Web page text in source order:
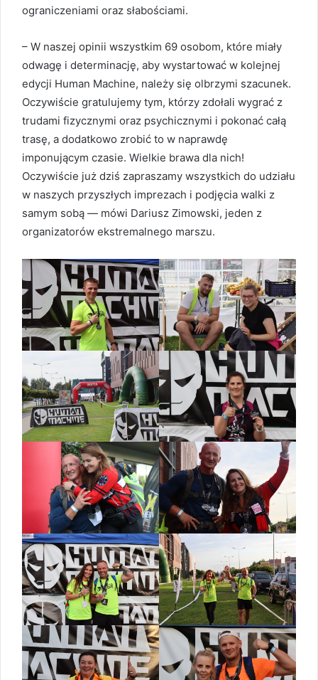
ograniczeniami oraz słabościami.
– W naszej opinii wszystkim 69 osobom, które miały
odwagę i determinację, aby wystartować w kolejnej
edycji Human Machine, należy się olbrzymi szacunek.
Oczywiście gratulujemy tym, którzy zdołali wygrać z
trudami fizycznymi oraz psychicznymi i pokonać całą
trasę, a dodatkowo zrobić to w naprawdę
imponującym czasie. Wielkie brawa dla nich!
Oczywiście już dziś zapraszamy wszystkich do udziału
w naszych przyszłych imprezach i podjęcia walki z
samym sobą — mówi Dariusz Zimowski, jeden z
organizatorów ekstremalnego marszu.